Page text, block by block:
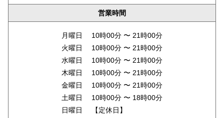
営業時間
月曜日 10時00分 〜 21時00分
火曜日 10時00分 〜 21時00分
水曜日 10時00分 〜 21時00分
木曜日 10時00分 〜 21時00分
金曜日 10時00分 〜 21時00分
土曜日 10時00分 〜 18時00分
日曜日 【定休日】